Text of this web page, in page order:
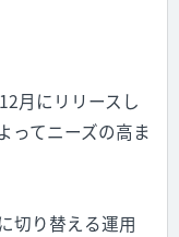
月にリリースし
ってニーズの高ま
切り替える運用